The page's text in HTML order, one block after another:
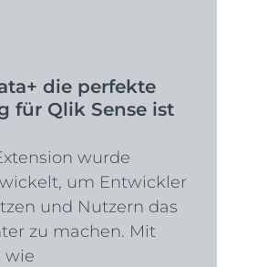
die perfekte
für Qlik Sense ist
wurde
um Entwickler
und Nutzern das
zu machen. Mit
wie